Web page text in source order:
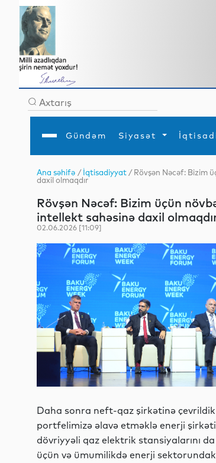
Gündəm Siyasət
Ana səhifə
Gündəm
İqtisadiyyat
YAP
Analitika
Mədəniyyət
Müsahibə
MEDİA
Xarici siyasət
Daxili siyasət
Ana səhifə /İqtisadiyyat / Rövşən Nəcəf: Bizim
daxil olmaqdır
Rövşən Nəcəf: Bizim üçün
intellekt sahəsinə daxil
02.06.2026 [11:09]
Daha sonra neft-qaz şirkətinə
portfelimizə əlavə etməklə enerji
dövriyyəli qaz elektrik stansiyalarını
üçün və ümumilikdə enerji